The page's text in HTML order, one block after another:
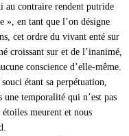
au contraire rendent putride
», en tant que l’on désigne
cet ordre du vivant enté sur
croissant sur et de l’inanimé,
conscience d’elle-même.
étant sa perpétuation,
une temporalité qui n’est pas
meurent et nous